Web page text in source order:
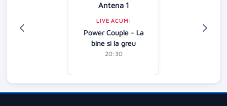
Antena 1
LIVE ACUM:
Power Couple - La
bine si la greu
20:30